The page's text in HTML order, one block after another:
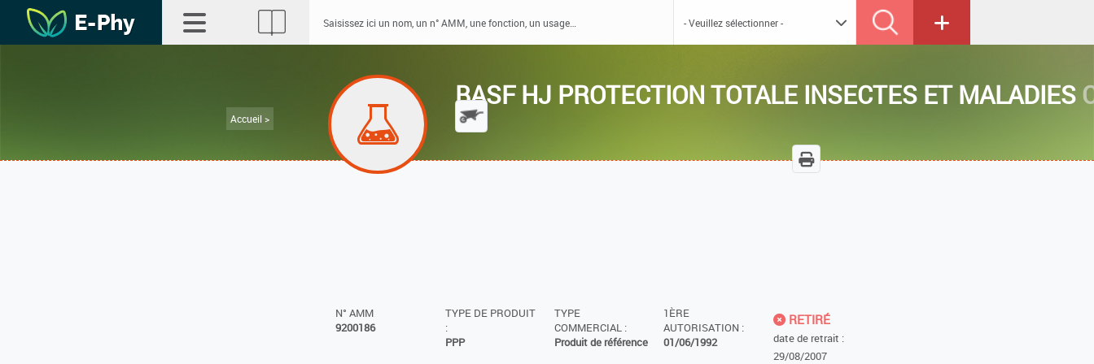
Accueil >
BASF HJ PROTECTION TOTALE INSECTES ET MALADIES
N° AMM
9200186
TYPE DE PRODUIT
:
PPP
TYPE
COMMERCIAL :
Produit de référence
1ÈRE
AUTORISATION :
01/06/1992
RETIRÉ
date de retrait :
29/08/2007